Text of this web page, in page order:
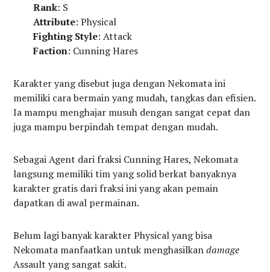
Rank: S
Attribute: Physical
Fighting Style: Attack
Faction: Cunning Hares
Karakter yang disebut juga dengan Nekomata ini
memiliki cara bermain yang mudah, tangkas dan efisien.
Ia mampu menghajar musuh dengan sangat cepat dan
juga mampu berpindah tempat dengan mudah.
Sebagai Agent dari fraksi Cunning Hares, Nekomata
langsung memiliki tim yang solid berkat banyaknya
karakter gratis dari fraksi ini yang akan pemain
dapatkan di awal permainan.
Belum lagi banyak karakter Physical yang bisa
Nekomata manfaatkan untuk menghasilkandamage
Assault yang sangat sakit.